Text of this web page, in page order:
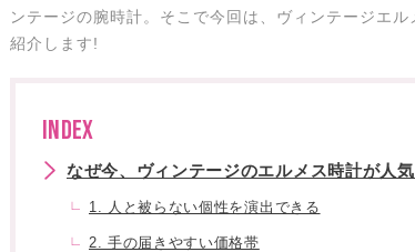
ンテージの腕時計。そこで今回は、ヴィンテージエ
紹介します!
INDEX
なぜ今、ヴィンテージのエルメス時計が人
1. 人と被らない個性を演出できる
2. 手の届きやすい価格帯